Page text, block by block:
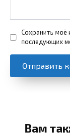
Сохранить моё
последующих
Вам